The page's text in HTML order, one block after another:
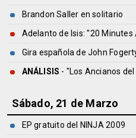
Brandon Saller en solitario
Adelanto de Isis: ''20 Minutes
Gira española de John
ANÁLISIS - "Los Ancianos
Sábado, 21 de Marzo
EP gratuito del NINJA 2009